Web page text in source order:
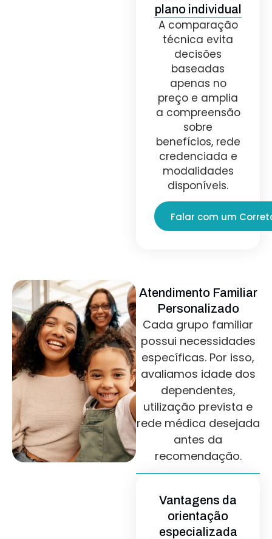
plano individual
A comparação
técnica evita
decisões
baseadas
apenas no
preço e amplia
a compreensão
sobre
benefícios, rede
credenciada e
modalidades
disponíveis.
Falar com um
Atendimento Familiar
Personalizado
Cada grupo familiar
possui necessidades
específicas. Por isso,
avaliamos idade dos
dependentes,
utilização prevista e
rede médica desejada
antes da
recomendação.
Vantagens da
orientação
especializada